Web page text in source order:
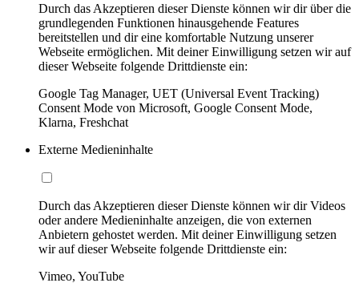
Durch das Akzeptieren dieser Dienste können wir dir über die
grundlegenden Funktionen hinausgehende Features
bereitstellen und dir eine komfortable Nutzung unserer
Webseite ermöglichen. Mit deiner Einwilligung setzen wir auf
dieser Webseite folgende Drittdienste ein:
Google Tag Manager, UET (Universal Event Tracking)
Consent Mode von Microsoft, Google Consent Mode,
Klarna, Freshchat
Externe Medieninhalte
Durch das Akzeptieren dieser Dienste können wir dir Videos
oder andere Medieninhalte anzeigen, die von externen
Anbietern gehostet werden. Mit deiner Einwilligung setzen
wir auf dieser Webseite folgende Drittdienste ein:
Vimeo, YouTube